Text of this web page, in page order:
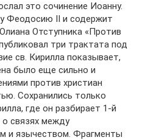
это сочинение Иоанну.
Феодосию II и содержит
Отступника «Против
три трактата под
св. Кирилла показывает,
было еще сильно и
против христиан
Сохранились только
где он разбирает 1-й
связях между
и язычеством. Фрагменты